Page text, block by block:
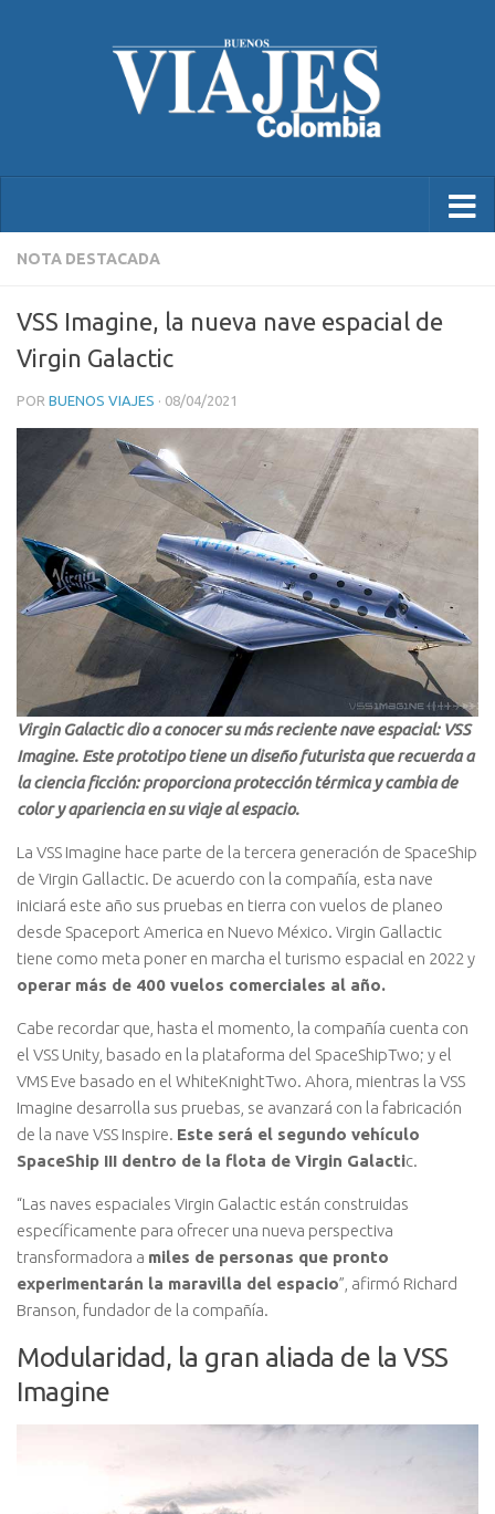
NOTA DESTACADA
VSS Imagine, la nueva nave espacial de
Virgin Galactic
POR BUENOS VIAJES · 08/04/2021
Virgin Galactic dio a conocer su más reciente nave espacial: VSS
Imagine. Este prototipo tiene un diseño futurista que recuerda a
la ciencia ficción: proporciona protección térmica y cambia de
color y apariencia en su viaje al espacio.
La VSS Imagine hace parte de la tercera generación de SpaceShip
de Virgin Gallactic. De acuerdo con la compañía, esta nave
iniciará este año sus pruebas en tierra con vuelos de planeo
desde Spaceport America en Nuevo México. Virgin Gallactic
tiene como meta poner en marcha el turismo espacial en 2022 y
operar más de 400 vuelos comerciales al año.
Cabe recordar que, hasta el momento, la compañía cuenta con
el VSS Unity, basado en la plataforma del SpaceShipTwo; y el
VMS Eve basado en el WhiteKnightTwo. Ahora, mientras la VSS
Imagine desarrolla sus pruebas, se avanzará con la fabricación
de la nave VSS Inspire. Este será el segundo vehículo
SpaceShip III dentro de la flota de Virgin Galactic.
“Las naves espaciales Virgin Galactic están construidas
específicamente para ofrecer una nueva perspectiva
transformadora a miles de personas que pronto
experimentarán la maravilla del espacio”, afirmó Richard
Branson, fundador de la compañía.
Modularidad, la gran aliada de la VSS
Imagine